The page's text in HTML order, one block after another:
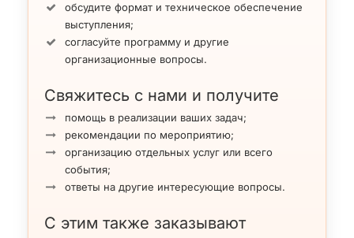
обсудите формат и техническое обеспечение
выступления;
согласуйте программу и другие
организационные вопросы.
Свяжитесь с нами и получите
помощь в реализации ваших задач;
рекомендации по мероприятию;
организацию отдельных услуг или всего
события;
ответы на другие интересующие вопросы.
С этим также заказывают